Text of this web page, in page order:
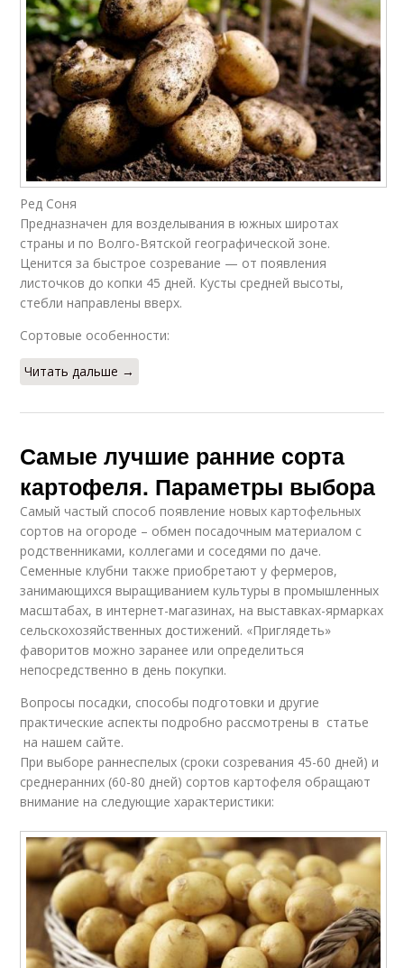
Ред Соня
Предназначен для возделывания в южных широтах
страны и по Волго-Вятской географической зоне.
Ценится за быстрое созревание — от появления
листочков до копки 45 дней. Кусты средней высоты,
стебли направлены вверх.
Сортовые особенности:
Читать дальше →
Самые лучшие ранние сорта
картофеля. Параметры выбора
Самый частый способ появление новых картофельных
сортов на огороде – обмен посадочным материалом с
родственниками, коллегами и соседями по даче.
Семенные клубни также приобретают у фермеров,
занимающихся выращиванием культуры в промышленных
масштабах, в интернет-магазинах, на выставках-ярмарках
сельскохозяйственных достижений. «Приглядеть»
фаворитов можно заранее или определиться
непосредственно в день покупки.
Вопросы посадки, способы подготовки и другие
практические аспекты подробно рассмотрены в статье
на нашем сайте.
При выборе раннеспелых (сроки созревания 45-60 дней) и
среднеранних (60-80 дней) сортов картофеля обращают
внимание на следующие характеристики: